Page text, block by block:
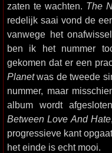
zaten te wachten. The
redelijk saai vond de
vanwege het
ben ik het nummer
gekomen dat er een
Planetwas de tweede
nummer, maar
album wordt
Between Love And Hate
progressieve kant
het einde is echt mooi.